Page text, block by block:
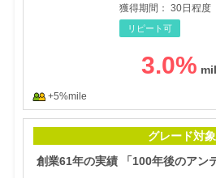
獲得期間： 30日程度
リピート可
3.0%
+5%mile
グレード対象